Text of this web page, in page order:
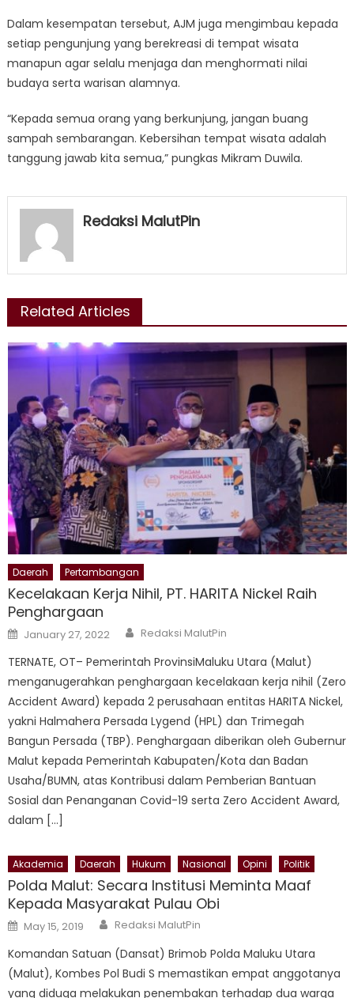
Dalam kesempatan tersebut, AJM juga mengimbau kepada
setiap pengunjung yang berekreasi di tempat wisata
manapun agar selalu menjaga dan menghormati nilai
budaya serta warisan alamnya.
“Kepada semua orang yang berkunjung, jangan buang
sampah sembarangan. Kebersihan tempat wisata adalah
tanggung jawab kita semua,” pungkas Mikram Duwila.
Redaksi MalutPin
Related Articles
Daerah Pertambangan
Kecelakaan Kerja Nihil, PT. HARITA Nickel Raih
Penghargaan
Posted
on
January 27, 2022 Author
Redaksi MalutPin
TERNATE, OT– Pemerintah ProvinsiMaluku Utara (Malut)
menganugerahkan penghargaan kecelakaan kerja nihil (Zero
Accident Award) kepada 2 perusahaan entitas HARITA Nickel,
yakni Halmahera Persada Lygend (HPL) dan Trimegah
Bangun Persada (TBP). Penghargaan diberikan oleh Gubernur
Malut kepada Pemerintah Kabupaten/Kota dan Badan
Usaha/BUMN, atas Kontribusi dalam Pemberian Bantuan
Sosial dan Penanganan Covid-19 serta Zero Accident Award,
dalam […]
Akademia Daerah Hukum Nasional Opini Politik
Polda Malut: Secara Institusi Meminta Maaf
Kepada Masyarakat Pulau Obi
Posted
on
May 15, 2019 Author
Redaksi MalutPin
Komandan Satuan (Dansat) Brimob Polda Maluku Utara
(Malut), Kombes Pol Budi S memastikan empat anggotanya
yang diduga melakukan penembakan terhadap dua warga